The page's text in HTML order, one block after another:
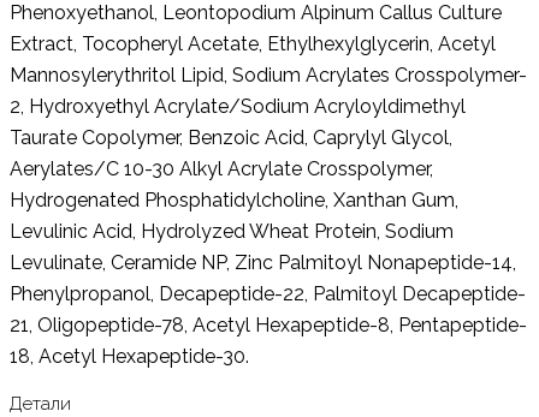
Phenoxyethanol, Leontopodium Alpinum Callus Culture
Extract, Tocopheryl Acetate, Ethylhexylglycerin, Acetyl
Mannosylerythritol Lipid, Sodium Acrylates Crosspolymer-
2, Hydroxyethyl Acrylate/Sodium Acryloyldimethyl
Taurate Copolymer, Benzoic Acid, Caprylyl Glycol,
Aerylates/C 10-30 Alkyl Acrylate Crosspolymer,
Hydrogenated Phosphatidylcholine, Xanthan Gum,
Levulinic Acid, Hydrolyzed Wheat Protein, Sodium
Levulinate, Ceramide NP, Zinc Palmitoyl Nonapeptide-14,
Phenylpropanol, Decapeptide-22, Palmitoyl Decapeptide-
21, Oligopeptide-78, Acetyl Hexapeptide-8, Pentapeptide-
18, Acetyl Hexapeptide-30.
Детали